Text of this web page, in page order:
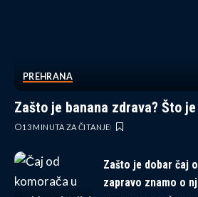
PREHRANA
Zašto je banana zdrava? Što
13 MINUTA ZA ČITANJE
Zašto je dobar čaj
zapravo znamo o